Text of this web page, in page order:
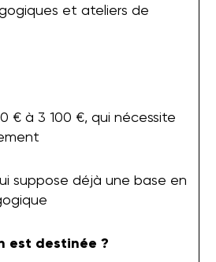
et ateliers de
€ à 3 100 €, qui nécessite
suppose déjà une base en
est destinée ?